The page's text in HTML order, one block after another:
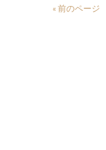
« 前のページ